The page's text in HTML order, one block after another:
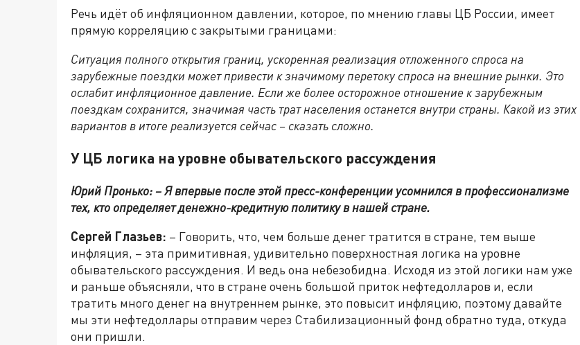
Речь идёт об инфляционном давлении, которое, по мнению главы ЦБ России, имеет
прямую корреляцию с закрытыми границами:
Ситуация полного открытия границ, ускоренная реализация отложенного спроса на
зарубежные поездки может привести к значимому перетоку спроса на внешние рынки. Это
ослабит инфляционное давление. Если же более осторожное отношение к зарубежным
поездкам сохранится, значимая часть трат населения останется внутри страны. Какой из этих
вариантов в итоге реализуется сейчас – сказать сложно.
У ЦБ логика на уровне обывательского рассуждения
Юрий Пронько: – Я впервые после этой пресс-конференции усомнился в профессионализме
тех, кто определяет денежно-кредитную политику в нашей стране.
Сергей Глазьев: – Говорить, что, чем больше денег тратится в стране, тем выше
инфляция, – эта примитивная, удивительно поверхностная логика на уровне
обывательского рассуждения. И ведь она небезобидна. Исходя из этой логики нам уже
и раньше объясняли, что в стране очень большой приток нефтедолларов и, если
тратить много денег на внутреннем рынке, это повысит инфляцию, поэтому давайте
мы эти нефтедоллары отправим через Стабилизационный фонд обратно туда, откуда
они пришли.